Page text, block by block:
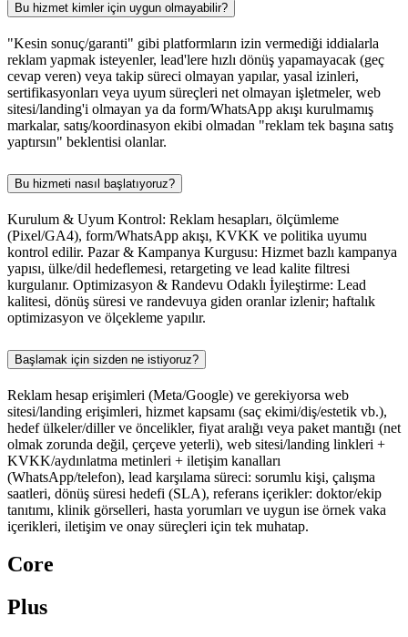
Bu hizmet kimler için uygun olmayabilir?
"Kesin sonuç/garanti" gibi platformların izin vermediği iddialarla
reklam yapmak isteyenler, lead'lere hızlı dönüş yapamayacak (geç
cevap veren) veya takip süreci olmayan yapılar, yasal izinleri,
sertifikasyonları veya uyum süreçleri net olmayan işletmeler, web
sitesi/landing'i olmayan ya da form/WhatsApp akışı kurulmamış
markalar, satış/koordinasyon ekibi olmadan "reklam tek başına satış
yaptırsın" beklentisi olanlar.
Bu hizmeti nasıl başlatıyoruz?
Kurulum & Uyum Kontrol: Reklam hesapları, ölçümleme
(Pixel/GA4), form/WhatsApp akışı, KVKK ve politika uyumu
kontrol edilir. Pazar & Kampanya Kurgusu: Hizmet bazlı kampanya
yapısı, ülke/dil hedeflemesi, retargeting ve lead kalite filtresi
kurgulanır. Optimizasyon & Randevu Odaklı İyileştirme: Lead
kalitesi, dönüş süresi ve randevuya giden oranlar izlenir; haftalık
optimizasyon ve ölçekleme yapılır.
Başlamak için sizden ne istiyoruz?
Reklam hesap erişimleri (Meta/Google) ve gerekiyorsa web
sitesi/landing erişimleri, hizmet kapsamı (saç ekimi/diş/estetik vb.),
hedef ülkeler/diller ve öncelikler, fiyat aralığı veya paket mantığı (net
olmak zorunda değil, çerçeve yeterli), web sitesi/landing linkleri +
KVKK/aydınlatma metinleri + iletişim kanalları
(WhatsApp/telefon), lead karşılama süreci: sorumlu kişi, çalışma
saatleri, dönüş süresi hedefi (SLA), referans içerikler: doktor/ekip
tanıtımı, klinik görselleri, hasta yorumları ve uygun ise örnek vaka
içerikleri, iletişim ve onay süreçleri için tek muhatap.
Core
Plus